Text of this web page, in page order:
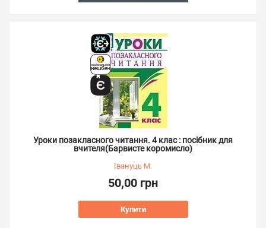
Уроки позакласного читання. 4 клас : посібник для
вчителя(Барвисте коромисло)
Івануць М.
50,00 грн
Купити